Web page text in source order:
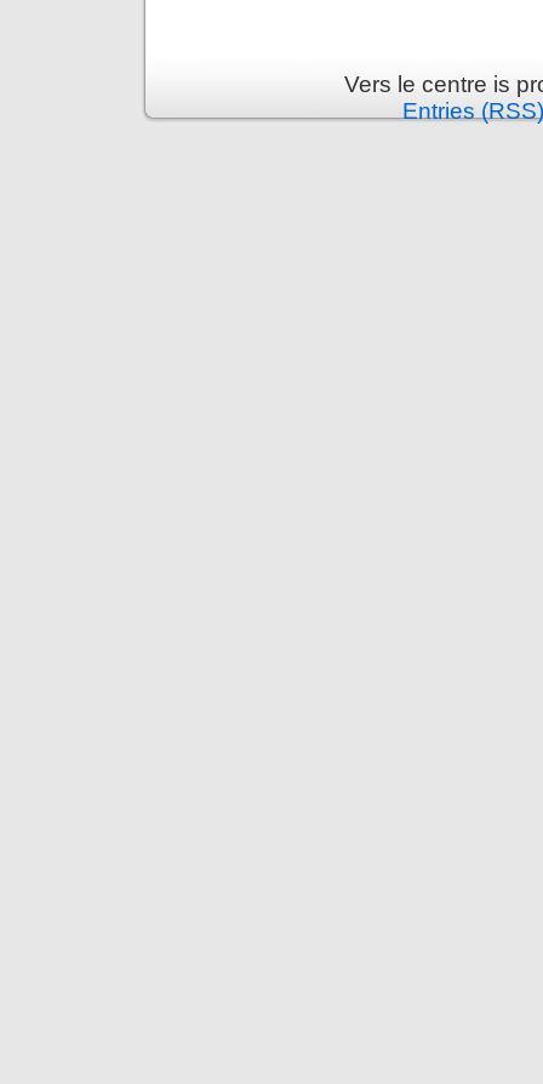
Vers le centre is
Entries (RSS)